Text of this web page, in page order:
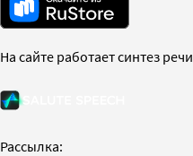
На сайте работает синтез речи
Рассылка: